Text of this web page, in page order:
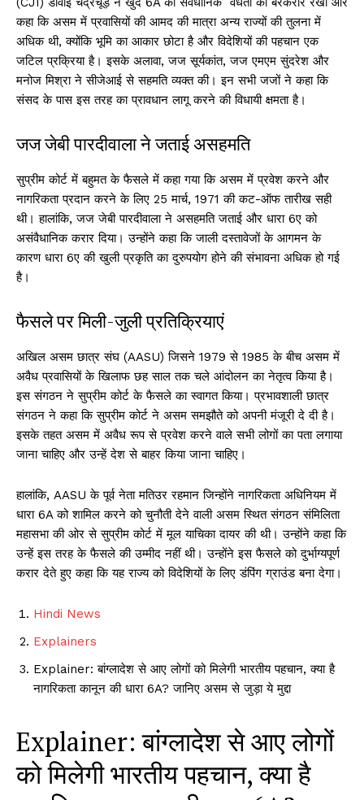
कहा कि असम में प्रवासियों की आमद की मात्रा अन्य राज्यों की तुलना में
अधिक थी, क्योंकि भूमि का आकार छोटा है और विदेशियों की पहचान एक
जटिल प्रक्रिया है। इसके अलावा, जज सूर्यकांत, जज एमएम सुंदरेश और
मनोज मिश्रा ने सीजेआई से सहमति व्यक्त की। इन सभी जजों ने कहा कि
संसद के पास इस तरह का प्रावधान लागू करने की विधायी क्षमता है।
जज जेबी पारदीवाला ने जताई असहमति
सुप्रीम कोर्ट में बहुमत के फैसले में कहा गया कि असम में प्रवेश करने और
नागरिकता प्रदान करने के लिए 25 मार्च, 1971 की कट-ऑफ तारीख सही
थी। हालांकि, जज जेबी पारदीवाला ने असहमति जताई और धारा 6ए को
असंवैधानिक करार दिया। उन्होंने कहा कि जाली दस्तावेजों के आगमन के
कारण धारा 6ए की खुली प्रकृति का दुरुपयोग होने की संभावना अधिक हो गई
है।
फैसले पर मिली-जुली प्रतिक्रियाएं
अखिल असम छात्र संघ (AASU) जिसने 1979 से 1985 के बीच असम में
अवैध प्रवासियों के खिलाफ छह साल तक चले आंदोलन का नेतृत्व किया है।
इस संगठन ने सुप्रीम कोर्ट के फैसले का स्वागत किया। प्रभावशाली छात्र
संगठन ने कहा कि सुप्रीम कोर्ट ने असम समझौते को अपनी मंजूरी दे दी है।
इसके तहत असम में अवैध रूप से प्रवेश करने वाले सभी लोगों का पता लगाया
जाना चाहिए और उन्हें देश से बाहर किया जाना चाहिए।
हालांकि, AASU के पूर्व नेता मतिउर रहमान जिन्होंने नागरिकता अधिनियम में
धारा 6A को शामिल करने को चुनौती देने वाली असम स्थित संगठन संमिलिता
महासभा की ओर से सुप्रीम कोर्ट में मूल याचिका दायर की थी। उन्होंने कहा कि
उन्हें इस तरह के फैसले की उम्मीद नहीं थी। उन्होंने इस फैसले को दुर्भाग्यपूर्ण
करार देते हुए कहा कि यह राज्य को विदेशियों के लिए डंपिंग ग्राउंड बना देगा।
Hindi News
Explainers
Explainer: बांग्लादेश से आए लोगों को मिलेगी भारतीय पहचान, क्या है
नागरिकता कानून की धारा 6A? जानिए असम से जुड़ा ये मुद्दा
Explainer: बांग्लादेश से आए लोगों
को मिलेगी भारतीय पहचान, क्या है